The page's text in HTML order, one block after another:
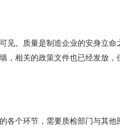
见。质量是制造企业的安身立
，相关的政策文件也已经发放
各个环节，需要质检部门与其他